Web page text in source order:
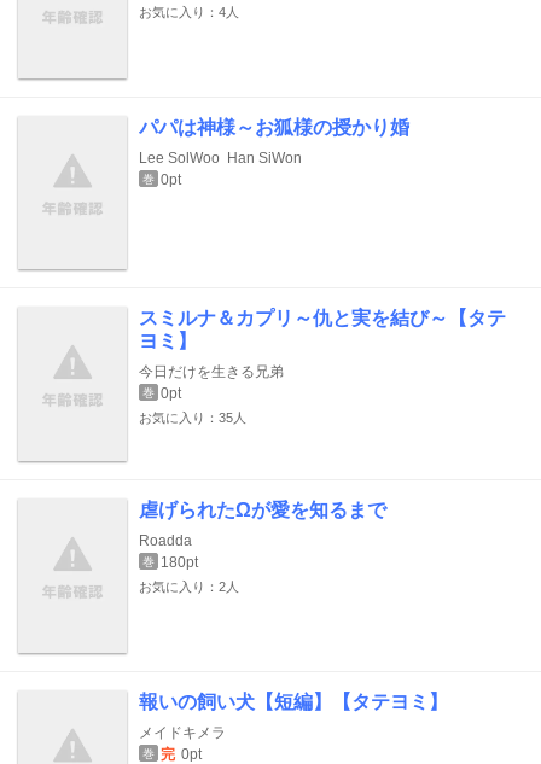
お気に入り：4人
パパは神様～お狐様の授かり婚
Lee SolWoo Han SiWon
巻 0pt
スミルナ＆カプリ～仇と実を結び～【タテ
ヨミ】
今日だけを生きる兄弟
巻 0pt
お気に入り：35人
虐げられたΩが愛を知るまで
Roadda
巻 180pt
お気に入り：2人
報いの飼い犬【短編】【タテヨミ】
メイドキメラ
巻 完 0pt